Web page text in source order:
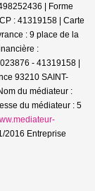
| Forme
: 41319158 | Carte
: 9 place de la
:
- 41319158 |
93210 SAINT-
du médiateur :
du médiateur : 5
2016 Entreprise